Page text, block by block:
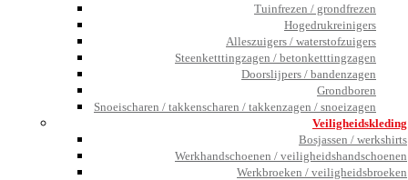
Tuinfrezen / grondfrezen
Hogedrukreinigers
Alleszuigers / waterstofzuigers
Steenketttingzagen / betonketttingzagen
Doorslijpers / bandenzagen
Grondboren
Snoeischaren / takkenscharen / takkenzagen / snoeizagen
Veiligheidskleding
Bosjassen / werkshirts
Werkhandschoenen / veiligheidshandschoenen
Werkbroeken / veiligheidsbroeken